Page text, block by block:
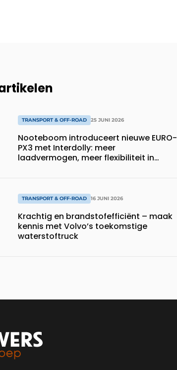
TRANSPORT & OFF-ROAD 25 JUNI 2026
Nooteboom introduceert nieuwe EURO-
PX3 met Interdolly: meer
laadvermogen, meer flexibiliteit in
TRANSPORT & OFF-ROAD 16 JUNI 2026
Krachtig en brandstofefficiënt – maak
kennis met Volvo’s toekomstige
waterstoftruck